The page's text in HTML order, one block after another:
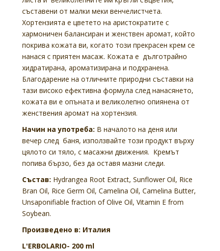
съставени от малки меки венчелистчета.
Хортензията е цветето на аристократите с
хармоничен балансиран и женствен аромат, който
покрива кожата ви, когато този прекрасен крем се
нанася с приятен масаж. Кожата е дълготрайно
хидратирана, ароматизирана и подхранена.
Благодарение на отличните природни съставки на
тази високо ефективна формула след нанасянето,
кожата ви е опъната и великолепно опиянена от
женствения аромат на хортензия.
Начин на употреба: В началото на деня или
вечер след баня, използвайте този продукт върху
цялото си тяло, с масажни движения. Кремът
попива бързо, без да оставя мазни следи.
Състав: Hydrangea Root Extract, Sunflower Oil, Rice
Bran Oil, Rice Germ Oil, Camelina Oil, Camelina Butter,
Unsaponifiable fraction of Olive Oil, Vitamin E from
Soybean.
Произведено в: Италия
L'ERBOLARIO- 200 ml